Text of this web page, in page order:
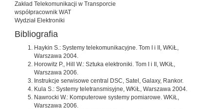
Zakład Telekomunikacji w Transporcie
współpracownik WAT
Wydział Elektroniki
Bibliografia
Haykin S.: Systemy telekomunikacyjne. Tom I i II, WKiŁ,
Warszawa 2004.
Horowitz P., Hill W.: Sztuka elektroniki. Tom I i II, WKiŁ,
Warszawa 2006.
Instrukcje serwisowe central DSC, Satel, Galaxy, Rankor.
Kula S.: Systemy teletransmisyjne, WKiŁ, Warszawa 2004.
Nawrocki W.: Komputerowe systemy pomiarowe. WKiŁ,
Warszawa 2006.